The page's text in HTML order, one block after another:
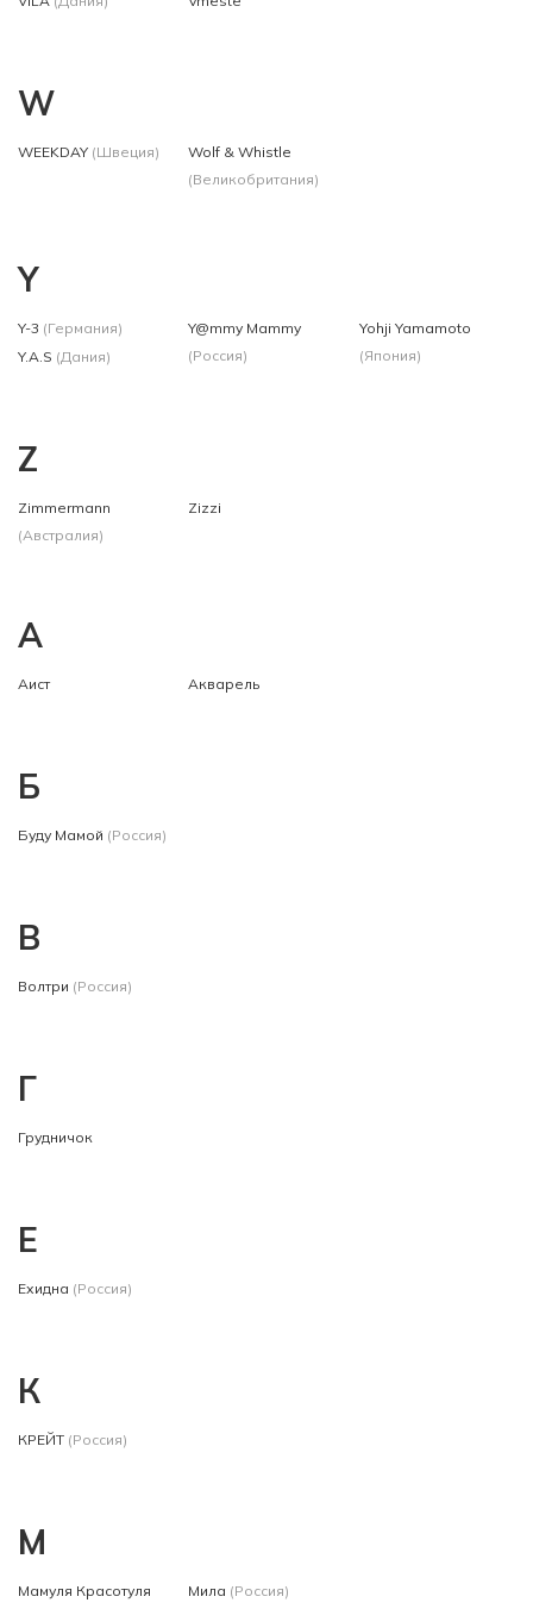
W
WEEKDAY (Швеция)
Wolf & Whistle
(Великобритания)
Y
Y-3 (Германия)
Y.A.S (Дания)
Y@mmy Mammy
(Россия)
Yohji Yamamoto
(Япония)
Z
Zimmermann
(Австралия)
Zizzi
А
Аист Акварель
Б
Буду Мамой (Россия)
В
Волтри (Россия)
Г
Грудничок
Е
Ехидна (Россия)
К
КРЕЙТ (Россия)
М
Мамуля Красотуля
Мила (Россия)